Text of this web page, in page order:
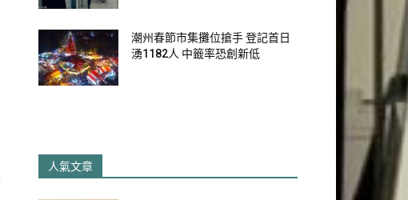
潮州春節市集攤位搶手 登記首日
湧1182人 中籤率恐創新低
人氣文章